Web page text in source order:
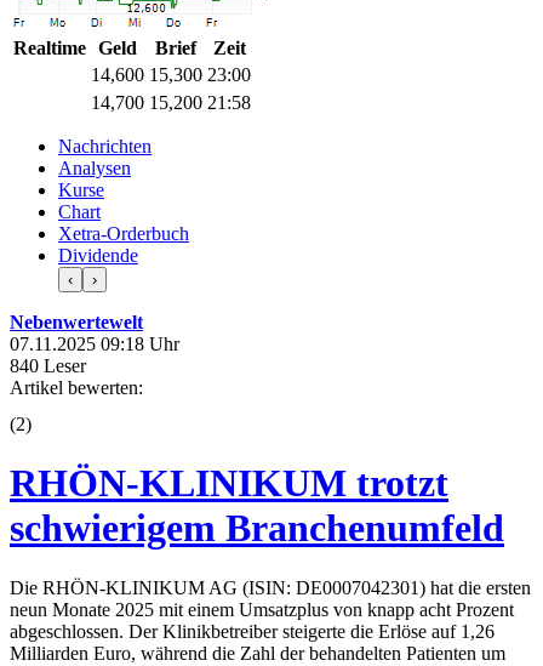
Realtime Geld Brief
Zeit
14,600 15,300 23:00
14,700 15,200 21:58
Nachrichten
Analysen
Kurse
Chart
Xetra-Orderbuch
Dividende
‹ ›
Nebenwertewelt
07.11.2025 09:18 Uhr
840 Leser
Artikel bewerten:
(2)
RHÖN-KLINIKUM trotzt
schwierigem Branchenumfeld
Die RHÖN-KLINIKUM AG (ISIN: DE0007042301) hat die ersten
neun Monate 2025 mit einem Umsatzplus von knapp acht Prozent
abgeschlossen. Der Klinikbetreiber steigerte die Erlöse auf 1,26
Milliarden Euro, während die Zahl der behandelten Patienten um